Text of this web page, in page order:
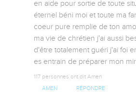
en aide pour sortie de toute
éternel béni moi et toute ma
coeur pure remplie de ton
ma vie de chrétien j'ai aussi
d'être totalement guéri j'ai foi
es entrain de préparer mon
117 personnes ont dit Amen
AMEN RÉPONDRE